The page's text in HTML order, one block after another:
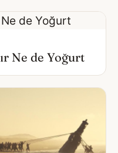
Ne de Yoğurt